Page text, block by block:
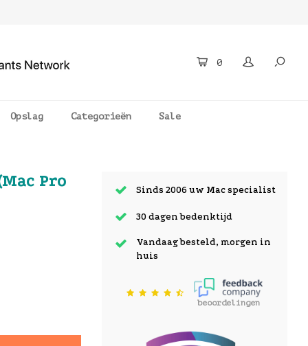
0
Opslag Categorieën Sale
Pro Sinds 2006 uw Mac specialist
30 dagen bedenktijd
Vandaag besteld, morgen in
huis
beoordelingen